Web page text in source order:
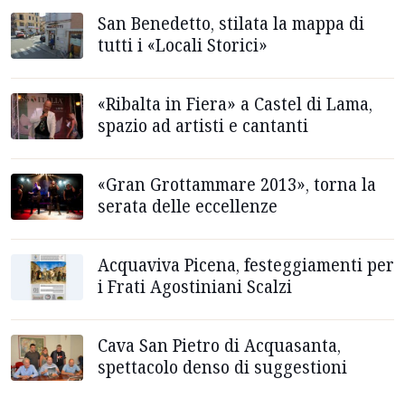
San Benedetto, stilata la mappa di
tutti i «Locali Storici»
«Ribalta in Fiera» a Castel di Lama,
spazio ad artisti e cantanti
«Gran Grottammare 2013», torna la
serata delle eccellenze
Acquaviva Picena, festeggiamenti per
i Frati Agostiniani Scalzi
Cava San Pietro di Acquasanta,
spettacolo denso di suggestioni